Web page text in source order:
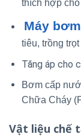
thích hợp
Máy bơm
tiêu, trồng
Tăng áp cho
Bơm cấp
Chữa Cháy
Vật liệu chế